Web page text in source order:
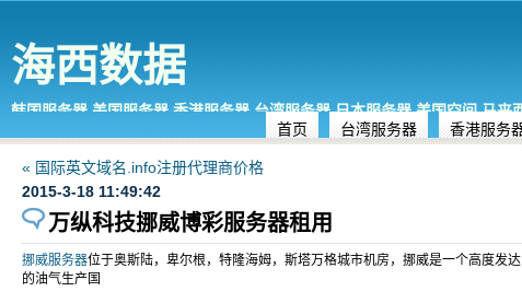
海西数据
韩国服务器,美国服务器,香港服务器,台湾服务器,日本服务器,美国空间,马来
首页
台湾服务器 香港服务
« 国际英文域名.info注册代理商价格
2015-3-18 11:49:42
万纵科技挪威博彩服务器租用
挪威服务器位于奥斯陆，卑尔根，特隆海姆，斯塔万格城市机房，挪威是一个高度发
的油气生产国